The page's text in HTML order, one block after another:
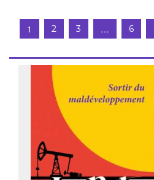
1 2 3 … 6